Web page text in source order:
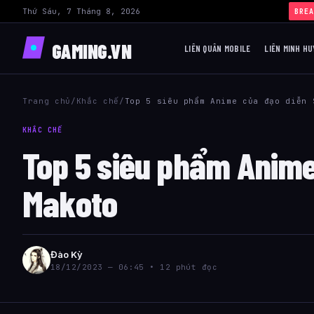
Thứ Sáu, 7 Tháng 8, 2026 ›
GAMING.VN LIÊN QUÂN MOBILE LIÊN MINH
Trang chủ / Khắc chế / Top 5 siêu phẩm Anime của đạo diễn
KHẮC CHẾ
Top 5 siêu phẩm
Makoto
Đào Kỳ
18/12/2023 — 06:45 • 12 phút đọc